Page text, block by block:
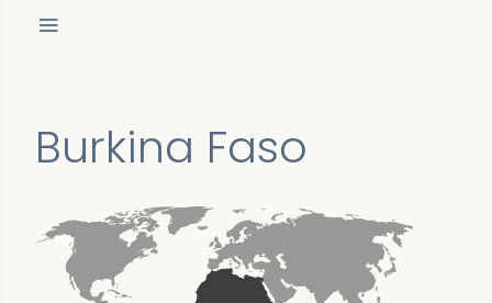
Burkina Faso